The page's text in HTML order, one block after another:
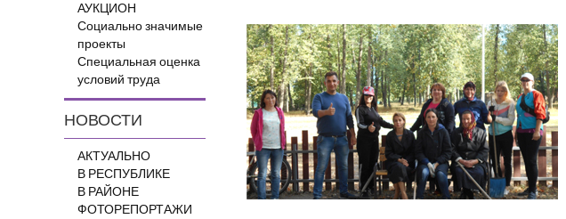
АУКЦИОН
Социально значимые
проекты
Специальная оценка
условий труда
НОВОСТИ
АКТУАЛЬНО
В РЕСПУБЛИКЕ
В РАЙОНЕ
ФОТОРЕПОРТАЖИ